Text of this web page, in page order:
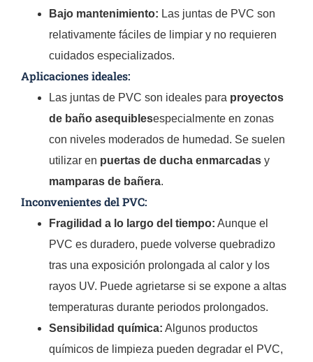
Bajo mantenimiento: Las juntas de PVC son
relativamente fáciles de limpiar y no requieren
cuidados especializados.
Aplicaciones ideales:
Las juntas de PVC son ideales para proyectos
de baño asequiblesespecialmente en zonas
con niveles moderados de humedad. Se suelen
utilizar en puertas de ducha enmarcadas y
mamparas de bañera.
Inconvenientes del PVC:
Fragilidad a lo largo del tiempo: Aunque el
PVC es duradero, puede volverse quebradizo
tras una exposición prolongada al calor y los
rayos UV. Puede agrietarse si se expone a altas
temperaturas durante periodos prolongados.
Sensibilidad química: Algunos productos
químicos de limpieza pueden degradar el PVC,